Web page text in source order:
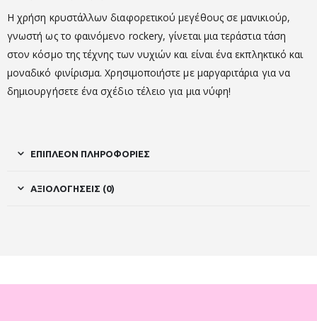
Η χρήση κρυστάλλων διαφορετικού μεγέθους σε μανικιούρ,
γνωστή ως το φαινόμενο rockery, γίνεται μια τεράστια τάση
στον κόσμο της τέχνης των νυχιών και είναι ένα εκπληκτικό και
μοναδικό φινίρισμα. Χρησιμοποιήστε με μαργαριτάρια για να
δημιουργήσετε ένα σχέδιο τέλειο για μια νύφη!
ΕΠΙΠΛΈΟΝ ΠΛΗΡΟΦΟΡΊΕΣ
ΑΞΙΟΛΟΓΉΣΕΙΣ (0)